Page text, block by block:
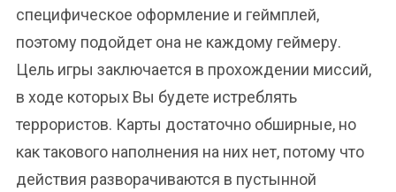
специфическое оформление и геймплей,
поэтому подойдет она не каждому геймеру.
Цель игры заключается в прохождении миссий,
в ходе которых Вы будете истреблять
террористов. Карты достаточно обширные, но
как такового наполнения на них нет, потому что
действия разворачиваются в пустынной